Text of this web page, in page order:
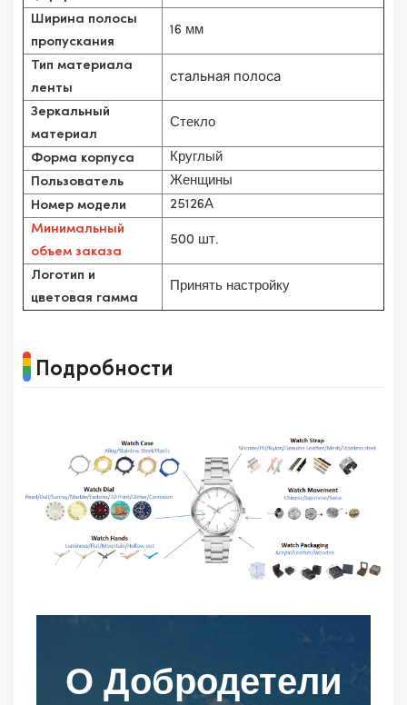
Ширина полосы
пропускания
16 мм
Тип материала
ленты
стальная полоса
Зеркальный
материал
Стекло
Форма корпуса Круглый
Пользователь Женщины
Номер модели 25126А
Минимальный
объем заказа
500 шт.
Логотип и
цветовая гамма
Принять настройку
Подробности
О Добродетели